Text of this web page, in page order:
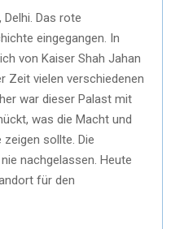
Das rote
eingegangen. In
von Kaiser Shah Jahan
Zeit vielen verschiedenen
war dieser Palast mit
was die Macht und
sollte. Die
nachgelassen. Heute
für den